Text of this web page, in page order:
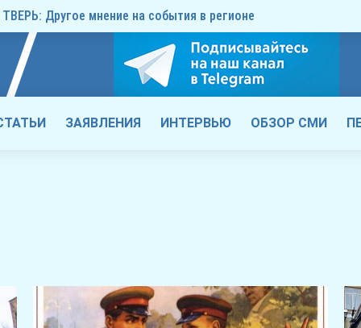
Другое мнение на события в регионе
ЗАЯВЛЕНИЯ ИНТЕРВЬЮ ОБЗОР СМИ